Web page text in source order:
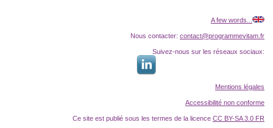
A few words...
Nous contacter: contact@programmevitam.fr
Suivez-nous sur les réseaux sociaux:
Mentions légales
Accessibilité non conforme
Ce site est publié sous les termes de la licence CC BY-SA 3.0 FR